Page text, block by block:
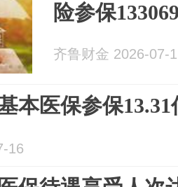
险参保
齐鲁财金 2026-07-
本医保参保13.31
16